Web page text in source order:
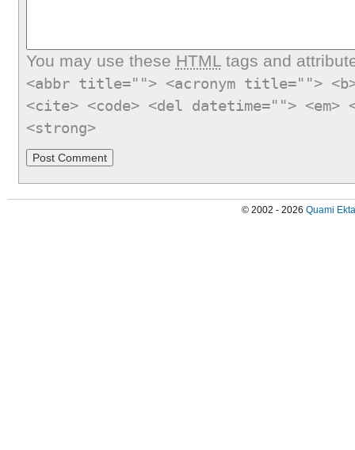
You may use these HTMLtags and
<abbr title=""> <acronym title="">
<cite> <code> <del datetime="">
<strong>
© 2002 - 2026 Quami